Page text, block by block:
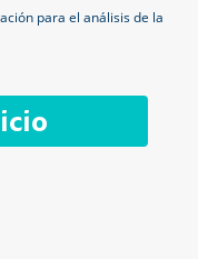
para el análisis de la